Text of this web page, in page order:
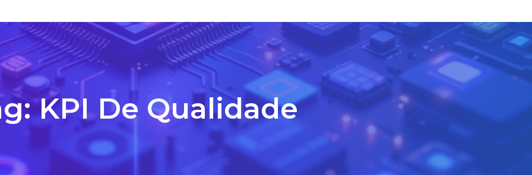
KPI De Qualidade